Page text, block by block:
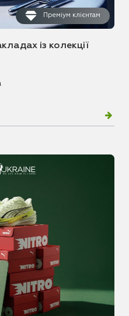
Преміум клієнтам
із колекції